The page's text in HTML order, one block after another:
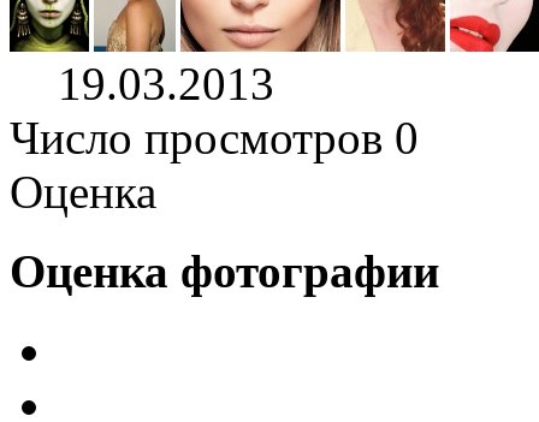
19.03.2013
Число просмотров 0
Оценка
Оценка фотографии